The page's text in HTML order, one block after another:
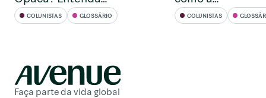
COLUNISTAS GLOSSÁRIO COLUNISTAS
Faça parte da vida global